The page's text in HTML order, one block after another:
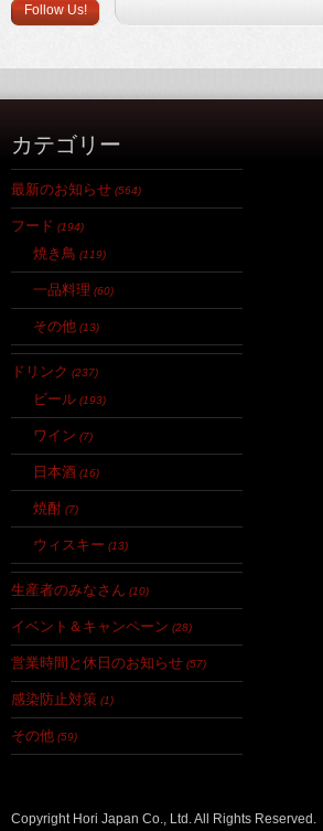
Follow Us!
カテゴリー
最新のお知らせ (564)
フード (194)
焼き鳥 (119)
一品料理 (60)
その他 (13)
ドリンク (237)
ビール (193)
ワイン (7)
日本酒 (16)
焼酎 (7)
ウィスキー (13)
生産者のみなさん (10)
イベント＆キャンペーン (28)
営業時間と休日のお知らせ (57)
感染防止対策 (1)
その他 (59)
Copyright Hori Japan Co., Ltd. All Rights Reserved.